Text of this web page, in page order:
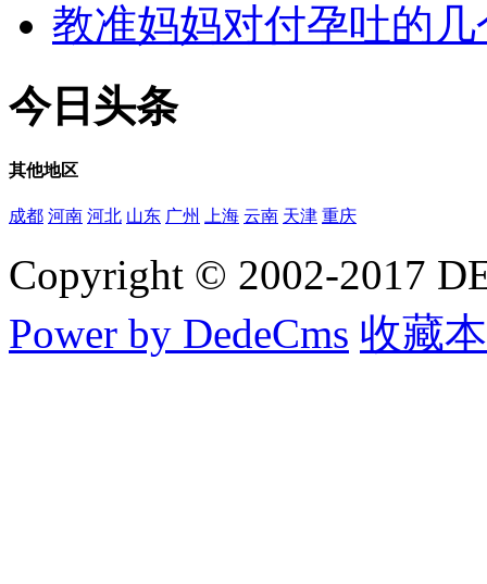
教准妈妈对付孕吐的
今日 头条
其他地区
成都 河南 河北 山东 广州 上海 云南 天津 重庆
Copyright © 2002-2017
Power by DedeCms 收藏